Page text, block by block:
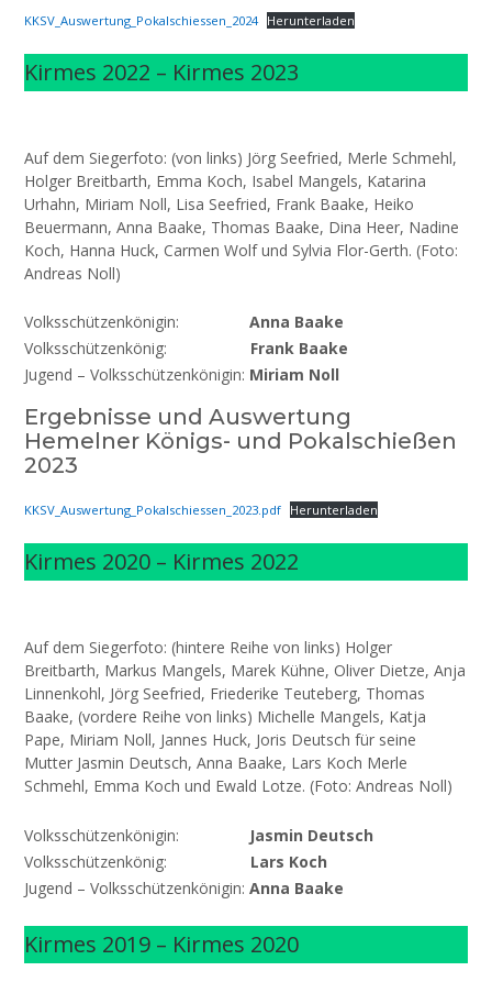
KKSV_Auswertung_Pokalschiessen_2024 Herunterladen
Kirmes 2022 – Kirmes 2023
Auf dem Siegerfoto: (von links) Jörg Seefried, Merle Schmehl,
Holger Breitbarth, Emma Koch, Isabel Mangels, Katarina
Urhahn, Miriam Noll, Lisa Seefried, Frank Baake, Heiko
Beuermann, Anna Baake, Thomas Baake, Dina Heer, Nadine
Koch, Hanna Huck, Carmen Wolf und Sylvia Flor-Gerth. (Foto:
Andreas Noll)
Volksschützenkönigin: Anna Baake
Volksschützenkönig: Frank Baake
Jugend – Volksschützenkönigin: Miriam Noll
Ergebnisse und Auswertung
Hemelner Königs- und Pokalschießen
2023
KKSV_Auswertung_Pokalschiessen_2023.pdf Herunterladen
Kirmes 2020 – Kirmes 2022
Auf dem Siegerfoto: (hintere Reihe von links) Holger
Breitbarth, Markus Mangels, Marek Kühne, Oliver Dietze, Anja
Linnenkohl, Jörg Seefried, Friederike Teuteberg, Thomas
Baake, (vordere Reihe von links) Michelle Mangels, Katja
Pape, Miriam Noll, Jannes Huck, Joris Deutsch für seine
Mutter Jasmin Deutsch, Anna Baake, Lars Koch Merle
Schmehl, Emma Koch und Ewald Lotze. (Foto: Andreas Noll)
Volksschützenkönigin:
Jasmin Deutsch
Volksschützenkönig: Lars Koch
Jugend – Volksschützenkönigin: Anna Baake
Kirmes 2019 – Kirmes 2020